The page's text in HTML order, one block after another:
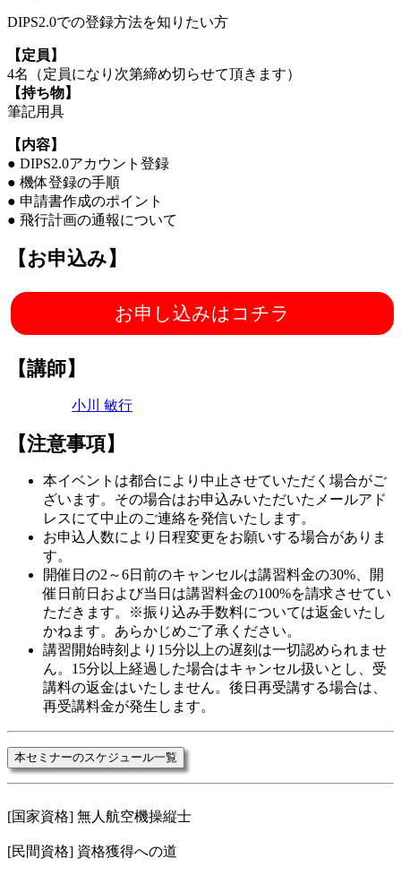
DIPS2.0での登録方法を知りたい方
【定員】
4名（定員になり次第締め切らせて頂きます）
【持ち物】
筆記用具
【内容】
● DIPS2.0アカウント登録
● 機体登録の手順
● 申請書作成のポイント
● 飛行計画の通報について
【お申込み】
お申し込みはコチラ
【講師】
小川 敏行
【注意事項】
本イベントは都合により中止させていただく場合がご
ざいます。その場合はお申込みいただいたメールアド
レスにて中止のご連絡を発信いたします。
お申込人数により日程変更をお願いする場合がありま
す。
開催日の2～6日前のキャンセルは講習料金の30%、開
催日前日および当日は講習料金の100%を請求させてい
ただきます。※振り込み手数料については返金いたし
かねます。あらかじめご了承ください。
講習開始時刻より15分以上の遅刻は一切認められませ
ん。15分以上経過した場合はキャンセル扱いとし、受
講料の返金はいたしません。後日再受講する場合は、
再受講料金が発生します。
本セミナーのスケジュール一覧
[国家資格] 無人航空機操縦士
[民間資格] 資格獲得への道